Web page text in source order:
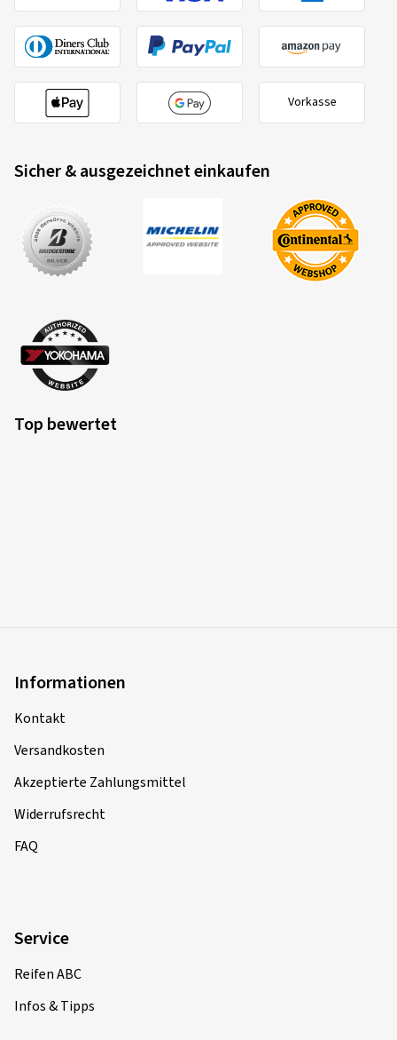
Vorkasse
Sicher & ausgezeichnet einkaufen
Top bewertet
Informationen
Kontakt
Versandkosten
Akzeptierte Zahlungsmittel
Widerrufsrecht
FAQ
Service
Reifen ABC
Infos & Tipps